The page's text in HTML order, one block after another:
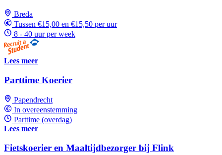
Breda
Tussen €15,00 en €15,50 per uur
8 - 40 uur per week
Lees meer
Parttime Koerier
Papendrecht
In overeenstemming
Parttime (overdag)
Lees meer
Fietskoerier en Maaltijdbezorger bij Flink